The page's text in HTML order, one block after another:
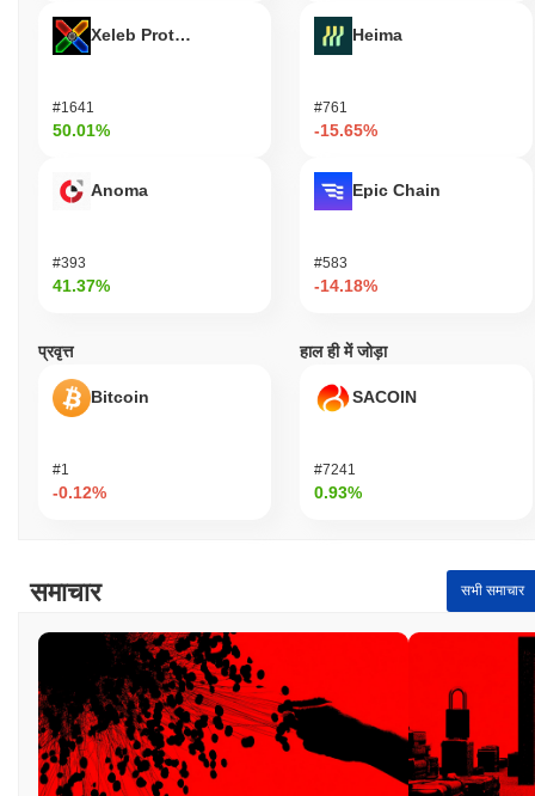
Xeleb Protocol
#1641
50.01%
Anoma
#393
41.37%
Heima
#761
-15.65%
Epic Chain
#583
-14.18%
प्रवृत्त
Bitcoin
#1
-0.12%
हाल ही में जोड़ा
SACOIN
#7241
0.93%
समाचार सभी समाचार